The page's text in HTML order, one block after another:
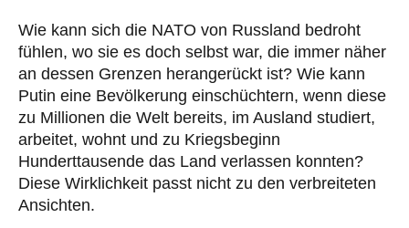
Wie kann sich die NATO von Russland bedroht
fühlen, wo sie es doch selbst war, die immer näher
an dessen Grenzen herangerückt ist? Wie kann
Putin eine Bevölkerung einschüchtern, wenn diese
zu Millionen die Welt bereits, im Ausland studiert,
arbeitet, wohnt und zu Kriegsbeginn
Hunderttausende das Land verlassen konnten?
Diese Wirklichkeit passt nicht zu den verbreiteten
Ansichten.